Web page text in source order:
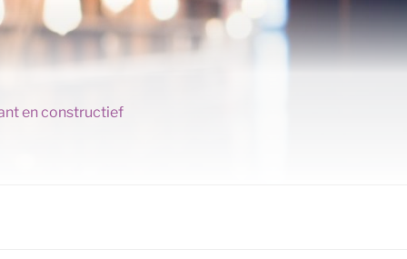
en constructief